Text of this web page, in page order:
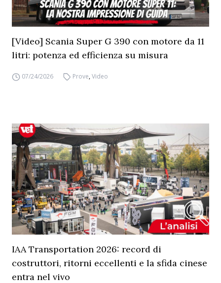
[Video] Scania Super G 390 con motore da 11
litri: potenza ed efficienza su misura
07/24/2026 Prove,Video
IAA Transportation 2026: record di
costruttori, ritorni eccellenti e la sfida cinese
entra nel vivo